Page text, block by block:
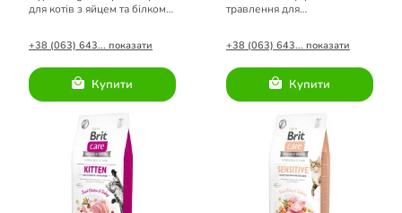
для котів з яйцем та білком
+38 (063) 643... показати
Купити
травлення для
+38 (063) 643... показати
Купити